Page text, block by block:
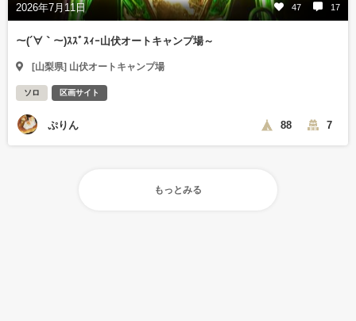
2026年7月11日 47 17
～(´∀｀～)ｽｽﾞｽｨｰ山伏オートキャンプ場～
[山梨県] 山伏オートキャンプ場
ソロ 区画サイト
ぷりん 88 7
もっとみる